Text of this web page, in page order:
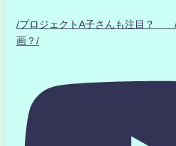
/プロジェクトA子さんも注目？ /
画？/